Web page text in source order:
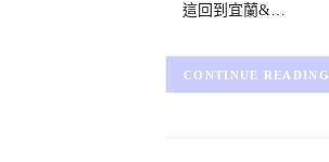
這回到宜蘭&…
CONTINUE READING